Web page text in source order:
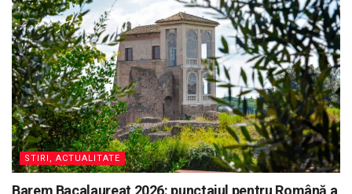
STIRI, ACTUALITATE
Barem Bacalaureat 2026: punctajul pentru Română a